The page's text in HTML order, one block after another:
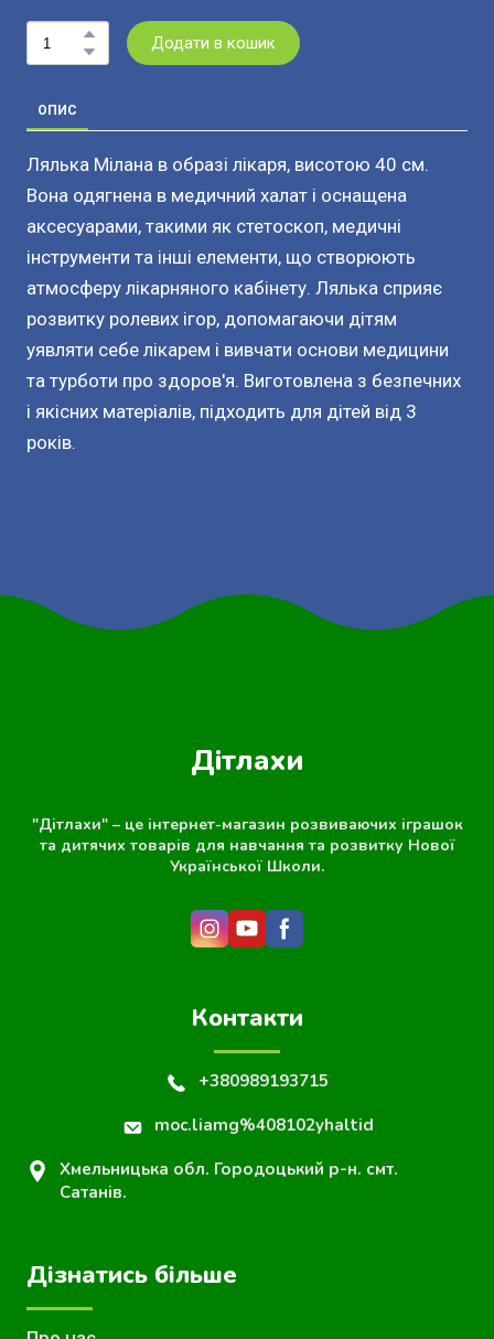
Додати в кошик
ОПИС
Лялька Мілана в образі лікаря, висотою 40 см.
Вона одягнена в медичний халат і оснащена
аксесуарами, такими як стетоскоп, медичні
інструменти та інші елементи, що створюють
атмосферу лікарняного кабінету. Лялька сприяє
розвитку ролевих ігор, допомагаючи дітям
уявляти себе лікарем і вивчати основи медицини
та турботи про здоров'я. Виготовлена з безпечних
і якісних матеріалів, підходить для дітей від 3
років.
Дітлахи
"Дітлахи" – це інтернет-магазин розвиваючих іграшок
та дитячих товарів для навчання та розвитку Нової
Української Школи.
Контакти
+380989193715
moc.liamg%408102yhaltid
Хмельницька обл. Городоцький р-н. смт.
Сатанів.
Дізнатись більше